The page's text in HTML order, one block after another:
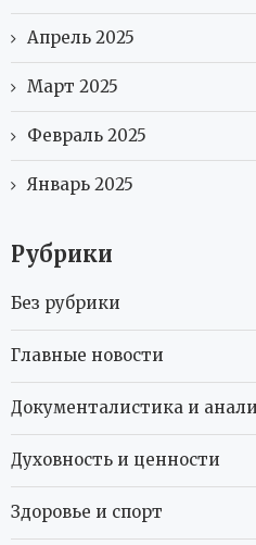
Апрель 2025
Март 2025
Февраль 2025
Январь 2025
Рубрики
Без рубрики
Главные новости
Документалистика и
Духовность и ценности
Здоровье и спорт